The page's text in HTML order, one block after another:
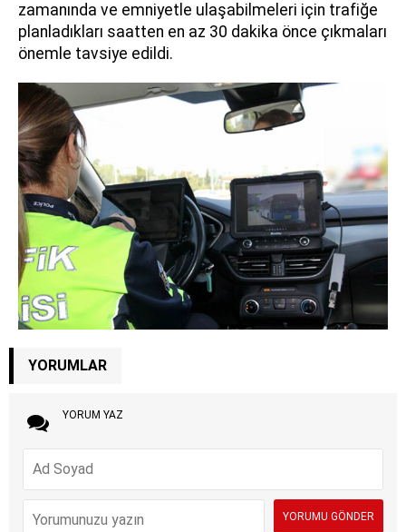
zamanında ve emniyetle ulaşabilmeleri için trafiğe
planladıkları saatten en az 30 dakika önce çıkmaları
önemle tavsiye edildi.
YORUMLAR
YORUM YAZ